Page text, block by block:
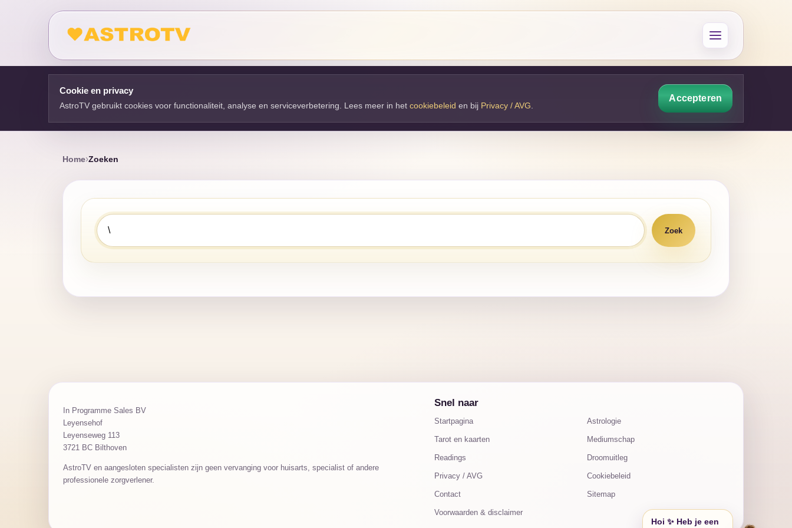
Cookie en privacy
AstroTV gebruikt cookies voor functionaliteit, analyse en serviceverbetering. Lees meer in het cookiebeleid en bij Privacy / AVG
Accepteren
Home Zoeken
In Programme Sales BV
Leyensehof
Leyenseweg 113
3721 BC Bilthoven
AstroTV en aangesloten specialisten zijn geen vervanging voor huisarts, specialist of andere
professionele zorgverlener.
Snel naar
Startpagina Astrologie
Tarot en kaarten Mediumschap
Readings Droomuitleg
Privacy / AVG Cookiebeleid
Contact Sitemap
Voorwaarden & disclaimer
Hoi ✨ Heb je een